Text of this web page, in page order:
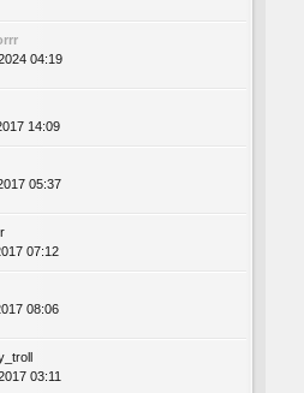
04:19
14:09
05:37
07:12
08:06
03:11